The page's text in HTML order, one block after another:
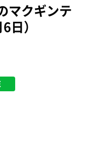
マクギンテ
日）